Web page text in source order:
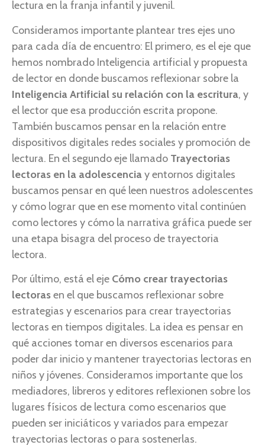
lectura en la franja infantil y juvenil.
Consideramos importante plantear tres ejes uno
para cada día de encuentro: El primero, es el eje que
hemos nombrado Inteligencia artificial y propuesta
de lector en donde buscamos reflexionar sobre la
Inteligencia Artificial su relación con la escritura, y
el lector que esa producción escrita propone.
También buscamos pensar en la relación entre
dispositivos digitales redes sociales y promoción de
lectura. En el segundo eje llamado Trayectorias
lectoras en la adolescenciay entornos digitales
buscamos pensar en qué leen nuestros adolescentes
y cómo lograr que en ese momento vital continúen
como lectores y cómo la narrativa gráfica puede ser
una etapa bisagra del proceso de trayectoria
lectora.
Por último, está el eje Cómo crear trayectorias
lectorasen el que buscamos reflexionar sobre
estrategias y escenarios para crear trayectorias
lectoras en tiempos digitales. La idea es pensar en
qué acciones tomar en diversos escenarios para
poder dar inicio y mantener trayectorias lectoras en
niños y jóvenes. Consideramos importante que los
mediadores, libreros y editores reflexionen sobre los
lugares físicos de lectura como escenarios que
pueden ser iniciáticos y variados para empezar
trayectorias lectoras o para sostenerlas.